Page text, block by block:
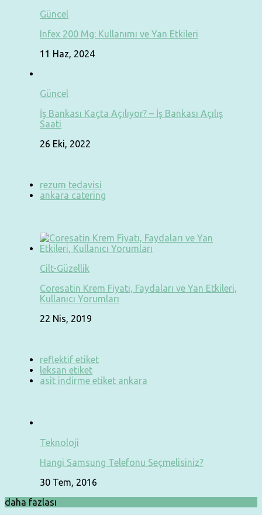
Güncel
Infex 200 Mg: Kullanımı ve Yan Etkileri
11 Haz, 2024
Güncel
İş Bankası Kaçta Açılıyor? – İş Bankası Açılış
Saati
26 Eki, 2022
rezum tedavisi
ankara catering
Cilt-Güzellik
Coresatin Krem Fiyatı, Faydaları ve Yan Etkileri,
Kullanıcı Yorumları
22 Nis, 2019
reflektif etiket
leksan etiket
asit indirme etiket ankara
Teknoloji
Hangi Samsung Telefonu Seçmelisiniz?
30 Tem, 2016
daha fazlası